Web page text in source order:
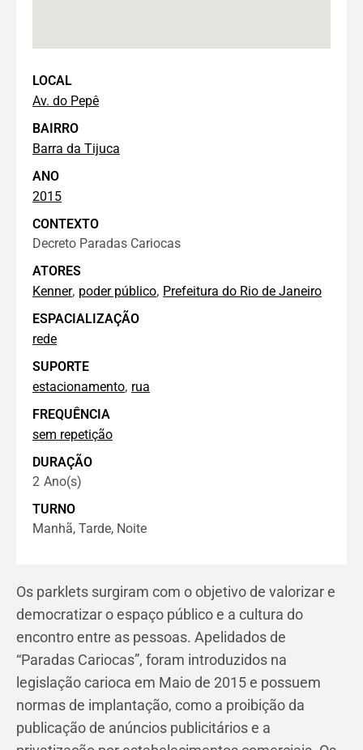
Os parklets surgiram com o objetivo de valorizar e
democratizar o espaço público e a cultura do
encontro entre as pessoas. Apelidados de
“Paradas Cariocas”, foram introduzidos na
legislação carioca em Maio de 2015 e possuem
normas de implantação, como a proibição da
publicação de anúncios publicitários e a
LOCAL
Av. do Pepê
BAIRRO
Barra da Tijuca
ANO
2015
CONTEXTO
Decreto Paradas Cariocas
ATORES
Kenner, poder público, Prefeitura do Rio de Janeiro
ESPACIALIZAÇÃO
rede
SUPORTE
estacionamento, rua
FREQUÊNCIA
sem repetição
DURAÇÃO
2 Ano(s)
TURNO
Manhã, Tarde, Noite